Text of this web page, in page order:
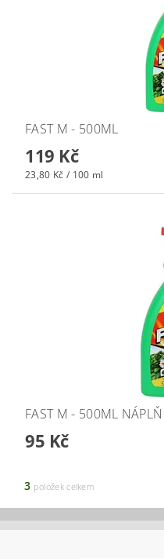
FAST M - 500ML
119 Kč
23,80 Kč / 100 ml
FAST M - 500ML NÁPLŇ
95 Kč
3 položek celkem